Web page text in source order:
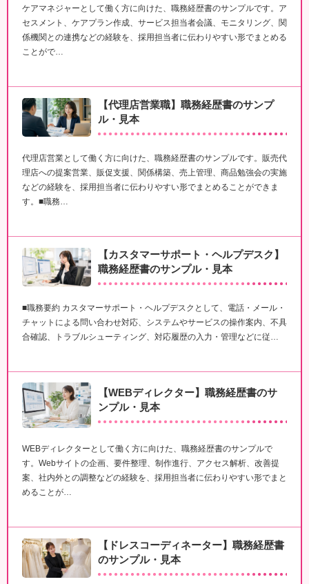
ケアマネジャーとして働く方に向けた、職務経歴書のサンプルです。ア
セスメント、ケアプラン作成、サービス担当者会議、モニタリング、関
係機関との連携などの経験を、採用担当者に伝わりやすい形でまとめる
ことがで…
【代理店営業職】職務経歴書のサンプ
ル・見本
代理店営業として働く方に向けた、職務経歴書のサンプルです。販売代
理店への提案営業、販促支援、関係構築、売上管理、商品勉強会の実施
などの経験を、採用担当者に伝わりやすい形でまとめることができま
す。■職務…
【カスタマーサポート・ヘルプデスク】
職務経歴書のサンプル・見本
■職務要約 カスタマーサポート・ヘルプデスクとして、電話・メール・
チャットによる問い合わせ対応、システムやサービスの操作案内、不具
合確認、トラブルシューティング、対応履歴の入力・管理などに従…
【WEBディレクター】職務経歴書のサ
ンプル・見本
WEBディレクターとして働く方に向けた、職務経歴書のサンプルで
す。Webサイトの企画、要件整理、制作進行、アクセス解析、改善提
案、社内外との調整などの経験を、採用担当者に伝わりやすい形でまと
めることが…
【ドレスコーディネーター】職務経歴書
のサンプル・見本